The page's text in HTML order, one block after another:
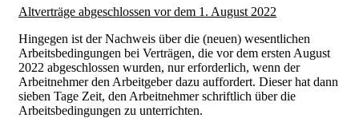
Altverträge abgeschlossen vor dem 1. August 2022
Hingegen ist der Nachweis über die (neuen) wesentlichen
Arbeitsbedingungen bei Verträgen, die vor dem ersten August
2022 abgeschlossen wurden, nur erforderlich, wenn der
Arbeitnehmer den Arbeitgeber dazu auffordert. Dieser hat dann
sieben Tage Zeit, den Arbeitnehmer schriftlich über die
Arbeitsbedingungen zu unterrichten.